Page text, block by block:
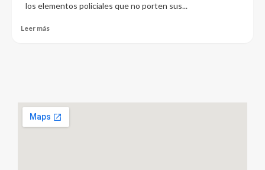
los elementos policiales que no porten sus...
Leer más